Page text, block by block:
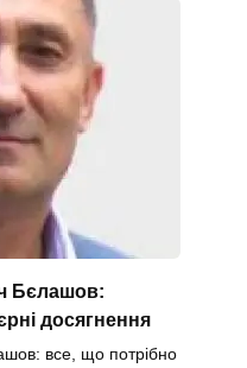
Бєлашов:
досягнення
все, що потрібно